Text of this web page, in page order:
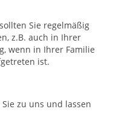
Sie regelmäßig
z.B. auch in Ihrer
wenn in Ihrer Familie
ist.
zu uns und lassen